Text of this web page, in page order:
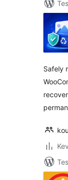
Safely